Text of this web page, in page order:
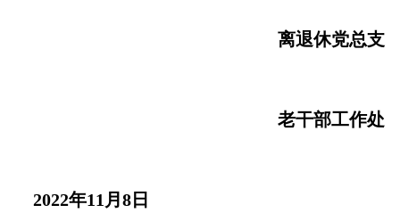
离退休党总支
老干部工作处
2022年11 月8 日